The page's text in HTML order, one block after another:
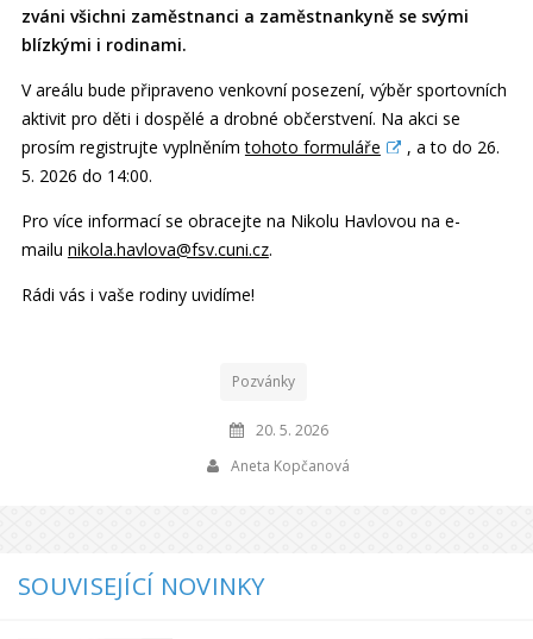
zváni všichni zaměstnanci a zaměstnankyně se svými
blízkými i rodinami.
V areálu bude připraveno venkovní posezení, výběr sportovních
aktivit pro děti i dospělé a drobné občerstvení. Na akci se
prosím registrujte vyplněnímtohoto formuláře
, a to do 26.
5. 2026 do 14:00.
Pro více informací se obracejte na Nikolu Havlovou na e-
mailu nikola.havlova@fsv.cuni.cz.
Rádi vás i vaše rodiny uvidíme!
Pozvánky
20. 5. 2026
Aneta Kopčanová
SOUVISEJÍCÍ NOVINKY